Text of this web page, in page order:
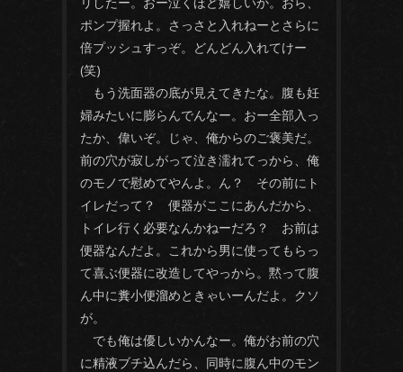
ポンプ握れよ。さっさと入れねーとさらに
倍プッシュすっぞ。どんどん入れてけー
(笑)
もう洗面器の底が見えてきたな。腹も妊
婦みたいに膨らんでんなー。おー全部入っ
たか、偉いぞ。じゃ、俺からのご褒美だ。
前の穴が寂しがって泣き濡れてっから、俺
のモノで慰めてやんよ。ん？ その前にト
イレだって？ 便器がここにあんだから、
トイレ行く必要なんかねーだろ？ お前は
便器なんだよ。これから男に使ってもらっ
て喜ぶ便器に改造してやっから。黙って腹
ん中に糞小便溜めときゃいーんだよ。クソ
が。
でも俺は優しいかんなー。俺がお前の穴
に精液ブチ込んだら、同時に腹ん中のモン